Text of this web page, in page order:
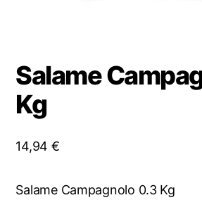
Salame
Kg
14,94 €
Salame Campagnolo 0.3 Kg